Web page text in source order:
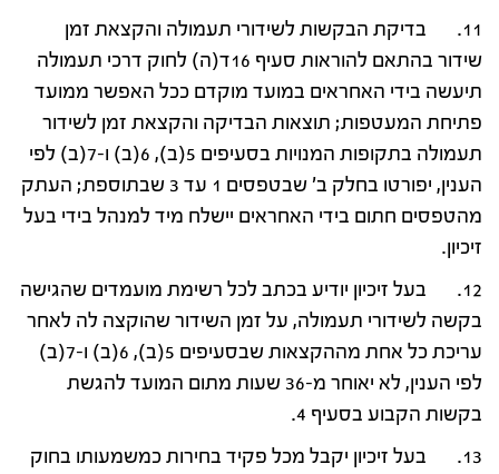
11. בדיקת הבקשות לשידורי תעמולה והקצאת זמן
שידור בהתאם להוראות סעיף 16ד(ה) לחוק דרכי תעמולה
תיעשה בידי האחראים במועד מוקדם ככל האפשר ממועד
פתיחת המעטפות; תוצאות הבדיקה והקצאת זמן לשידור
תעמולה בתקופות המנויות בסעיפים 5(ב), 6(ב) ו-7(ב) לפי
הענין, יפורטו בחלק ב' שבטפסים 1 עד 3 שבתוספת; העתק
מהטפסים חתום בידי האחראים יישלח מיד למנהל בידי בעל
זיכיון.
12. בעל זיכיון יודיע בכתב לכל רשימת מועמדים שהגישה
בקשה לשידורי תעמולה, על זמן השידור שהוקצה לה לאחר
עריכת כל אחת מההקצאות שבסעיפים 5(ב), 6(ב) ו-7(ב)
לפי הענין, לא יאוחר מ-36 שעות מתום המועד להגשת
בקשות הקבוע בסעיף 4.
13. בעל זיכיון יקבל מכל פקיד בחירות כמשמעותו בחוק